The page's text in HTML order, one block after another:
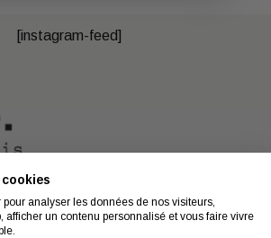
pour analyser les données de nos visiteurs,
afficher un contenu personnalisé et vous faire vivre
[instagram-feed]
Mentions légales